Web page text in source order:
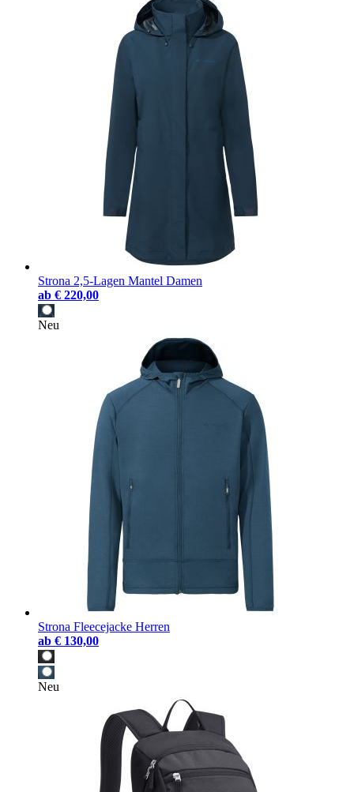
Strona 2,5-Lagen Mantel Damen
ab € 220,00
Neu
Strona Fleecejacke Herren
ab € 130,00
Neu